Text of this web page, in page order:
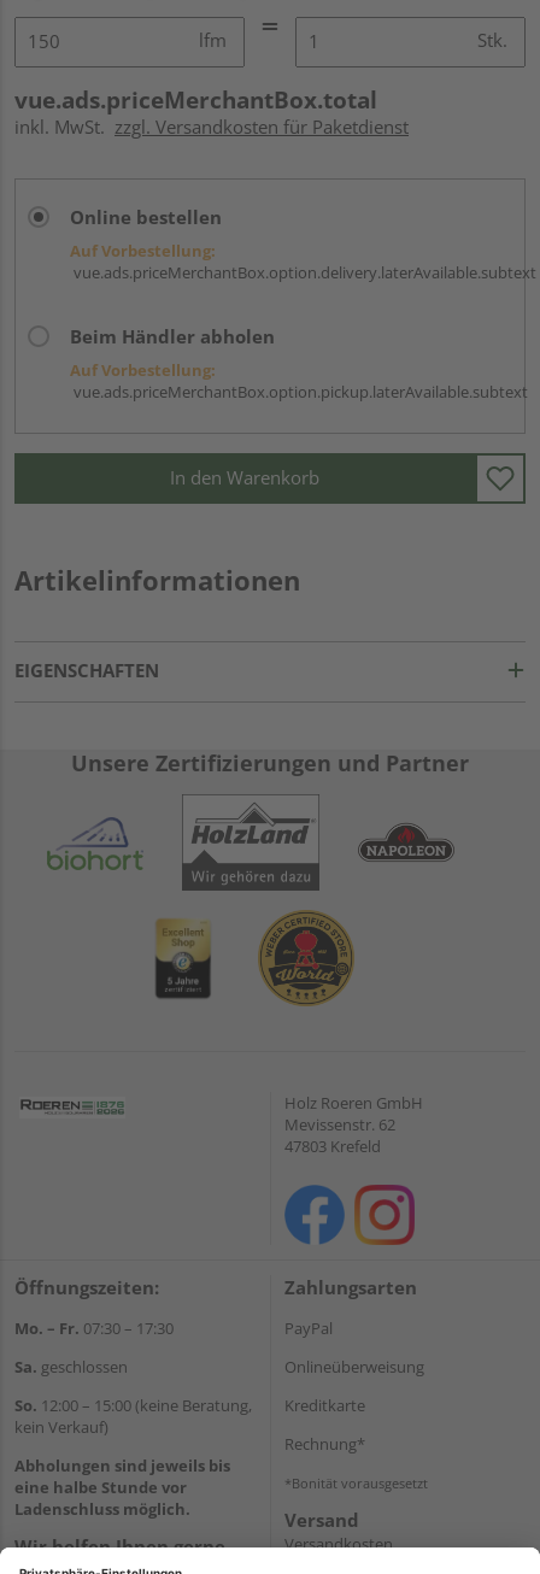
lfm Stk.
vue.ads.priceMerchantBox.total
inkl. MwSt. zzgl. Versandkosten für Paketdienst
Online bestellen
Auf Vorbestellung:
vue.ads.priceMerchantBox.option.delivery.laterAvailable.subtext
Beim Händler abholen
Auf Vorbestellung:
vue.ads.priceMerchantBox.option.pickup.laterAvailable.subtext
In den Warenkorb
Artikelinformationen
EIGENSCHAFTEN
Unsere Zertifizierungen und Partner
Holz Roeren GmbH
Mevissenstr. 62
47803 Krefeld
Öffnungszeiten:
Mo. – Fr. 07:30 – 17:30
Sa. geschlossen
So. 12:00 – 15:00 (keine Beratung,
kein Verkauf)
Abholungen sind jeweils bis
eine halbe Stunde vor
Ladenschluss möglich.
Wir helfen Ihnen gerne
Zahlungsarten
PayPal
Onlineüberweisung
Kreditkarte
Rechnung*
*Bonität vorausgesetzt
Versand
Versandkosten